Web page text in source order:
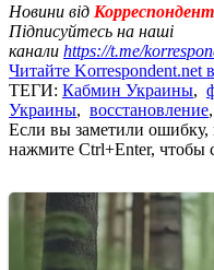
Новини від
Підписуйтесь на наші
канали https://t.me/
Читайте Korrespondent.net
ТЕГИ: Кабмин Украины,
Украины, восстановление,
Если вы заметили ошибку,
нажмите Ctrl+Enter, чтобы